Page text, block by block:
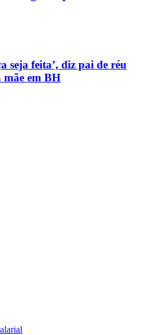
seja feita’, diz pai de réu
mãe em BH